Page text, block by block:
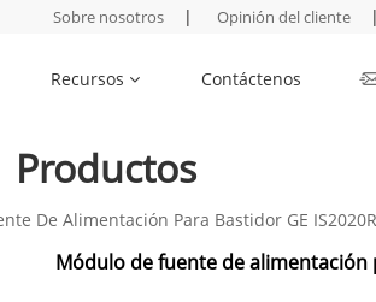
Sobre nosotros | Opinión del cliente
Recursos Contáctenos
Productos
De Alimentación Para Bastidor GE
Módulo de fuente de alimentación